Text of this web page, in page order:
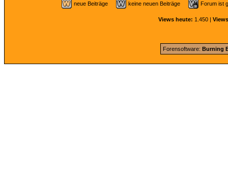
neue Beiträge keine neuen Beiträge Forum ist
Views heute: 1.450 |
Forensoftware: Burning